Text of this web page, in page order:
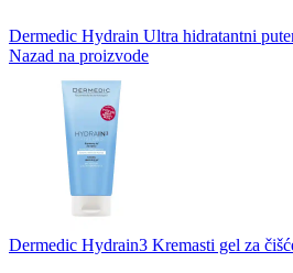
Dermedic Hydrain Ultra hidratantni
Nazad na proizvode
Dermedic Hydrain3 Kremasti gel za